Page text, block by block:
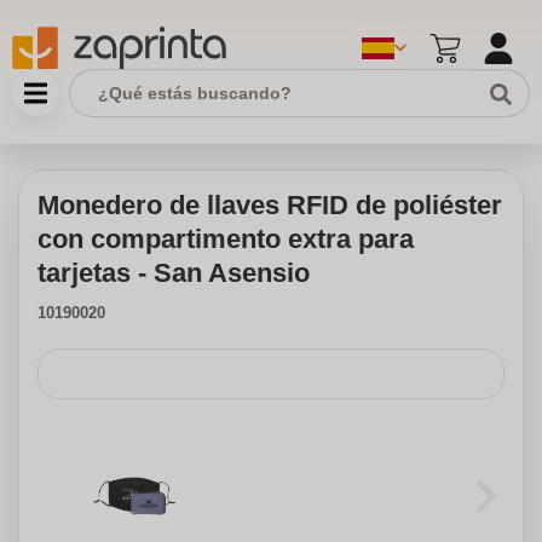
Monedero de llaves RFID de poliéster
con compartimento extra para
tarjetas - San Asensio
10190020